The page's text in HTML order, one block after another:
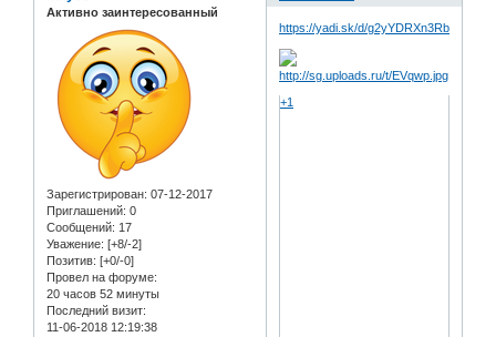
Активно заинтересованный
Зарегистрирован: 07-12-2017
Приглашений: 0
Сообщений: 17
Уважение: [+8/-2]
Позитив: [+0/-0]
Провел на форуме:
20 часов 52 минуты
Последний визит:
11-06-2018 12:19:38
https://yadi.sk/d/g2yYDRXn3RbEtK
+1